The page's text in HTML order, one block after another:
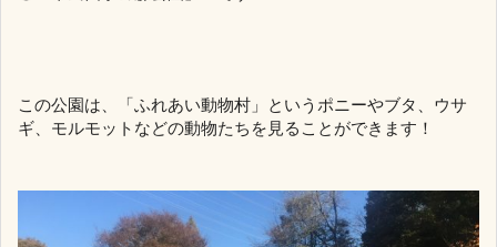
この公園は、「ふれあい動物村」というポニーやブタ、ウサ
ギ、モルモットなどの動物たちを見ることができます！